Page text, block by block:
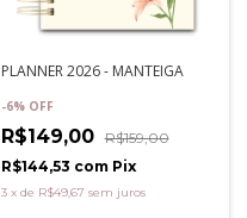
PLANNER 2026 - MANTEIGA
-6% OFF
R$149,00 R$159,00
R$144,53 com Pix
3 x de R$49,67 sem juros